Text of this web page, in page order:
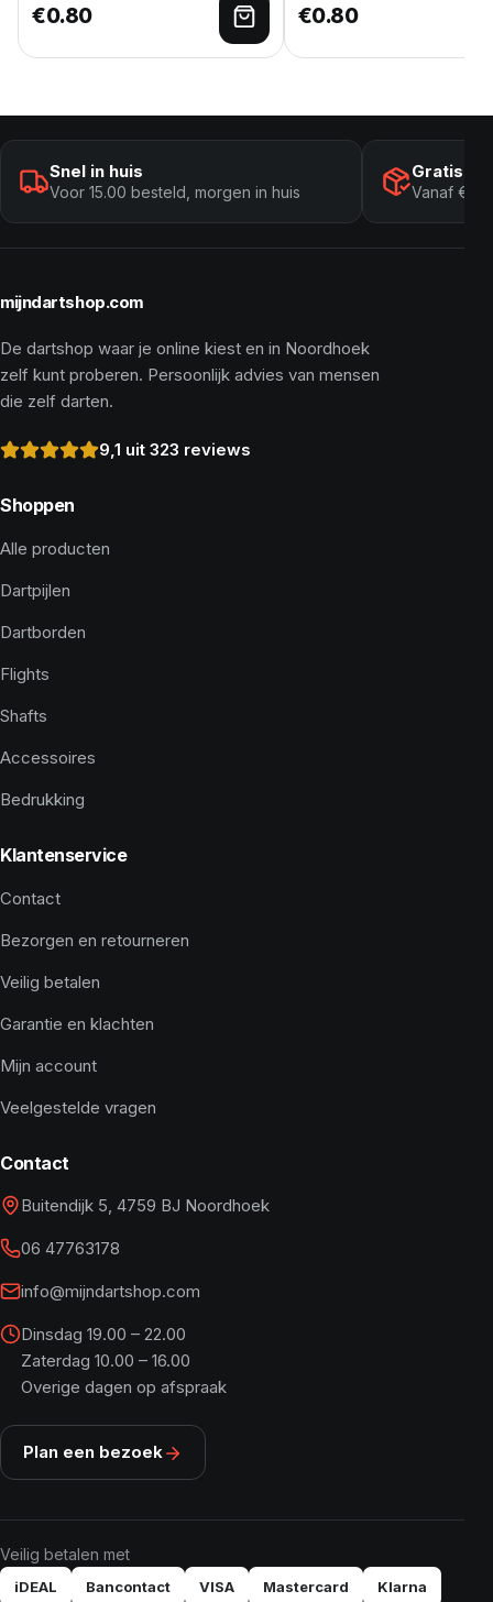
€0.80
Toevoegen aan
€0.80
Snel in huis
Voor 15.00 besteld, morgen in huis
Gratis
Vanaf €
mijndartshop.com
De dartshop waar je online kiest en in Noordhoek
zelf kunt proberen. Persoonlijk advies van mensen
die zelf darten.
9,1 uit 323 reviews
Shoppen
Alle producten
Dartpijlen
Dartborden
Flights
Shafts
Accessoires
Bedrukking
Klantenservice
Contact
Bezorgen en retourneren
Veilig betalen
Garantie en klachten
Mijn account
Veelgestelde vragen
Contact
Buitendijk 5, 4759 BJ Noordhoek
06 47763178
info@mijndartshop.com
Dinsdag 19.00 – 22.00
Zaterdag 10.00 – 16.00
Overige dagen op afspraak
Plan een bezoek
Veilig betalen met
iDEAL Bancontact VISA Mastercard Klarna